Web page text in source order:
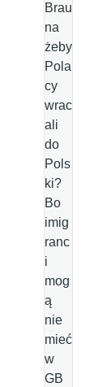
Brau
na
żeby
Pola
cy
wrac
ali
do
Pols
ki?
Bo
imig
ranc
i
mog
ą
nie
mieć
w
GB